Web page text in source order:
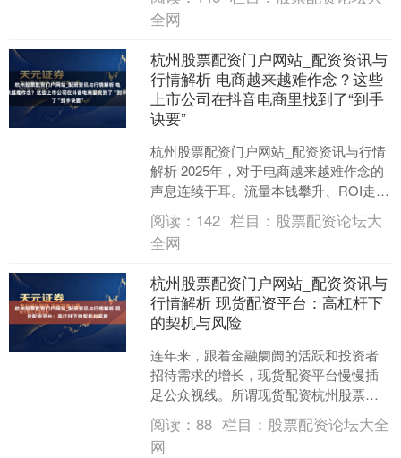
鲜需求，招待618糟践节....
全网
杭州股票配资门户网站_配资资讯与
行情解析 电商越来越难作念？这些
上市公司在抖音电商里找到了“到手
诀要”
杭州股票配资门户网站_配资资讯与行情
解析 2025年，对于电商越来越难作念的
声息连续于耳。流量本钱攀升、ROI走
低、内容门槛普及，让不少商家运行再
行谛视这条渠谈....
阅读： 142 栏目： 股票配资论坛大
全网
杭州股票配资门户网站_配资资讯与
行情解析 现货配资平台：高杠杆下
的契机与风险
连年来，跟着金融阛阓的活跃和投资者
招待需求的增长，现货配资平台慢慢插
足公众视线。所谓现货配资杭州股票配
资门户网站_配资资讯与行情解析，是指
投资者通过平台借入资金....
阅读：88 栏目： 股票配资论坛大全
网